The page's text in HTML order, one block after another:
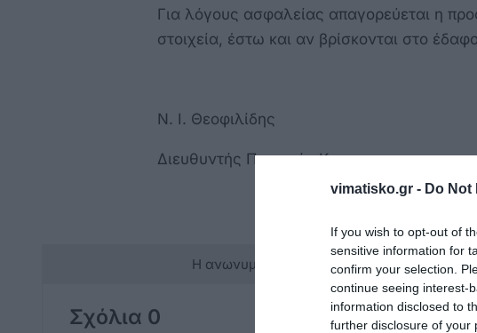
vimatisko.gr - Do
If you wish to opt-out of
sensitive information for
confirm your selection.
continue seeing interest-
information disclosed to
further disclosure of your
Για λόγους ασφαλείας απαγορεύεται η
στοιχεία, έστω και αν βρίσκονται στο
Ν. Ι. Θεοφιλίδης
Διευθυντής Περιοχής Κω
Η ανωνυμία είναι το καλύτερο κρησφύγετο
Σχόλια 0